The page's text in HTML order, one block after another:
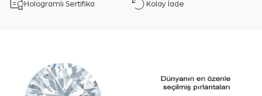
Hologramlı Sertifika Kolay İade